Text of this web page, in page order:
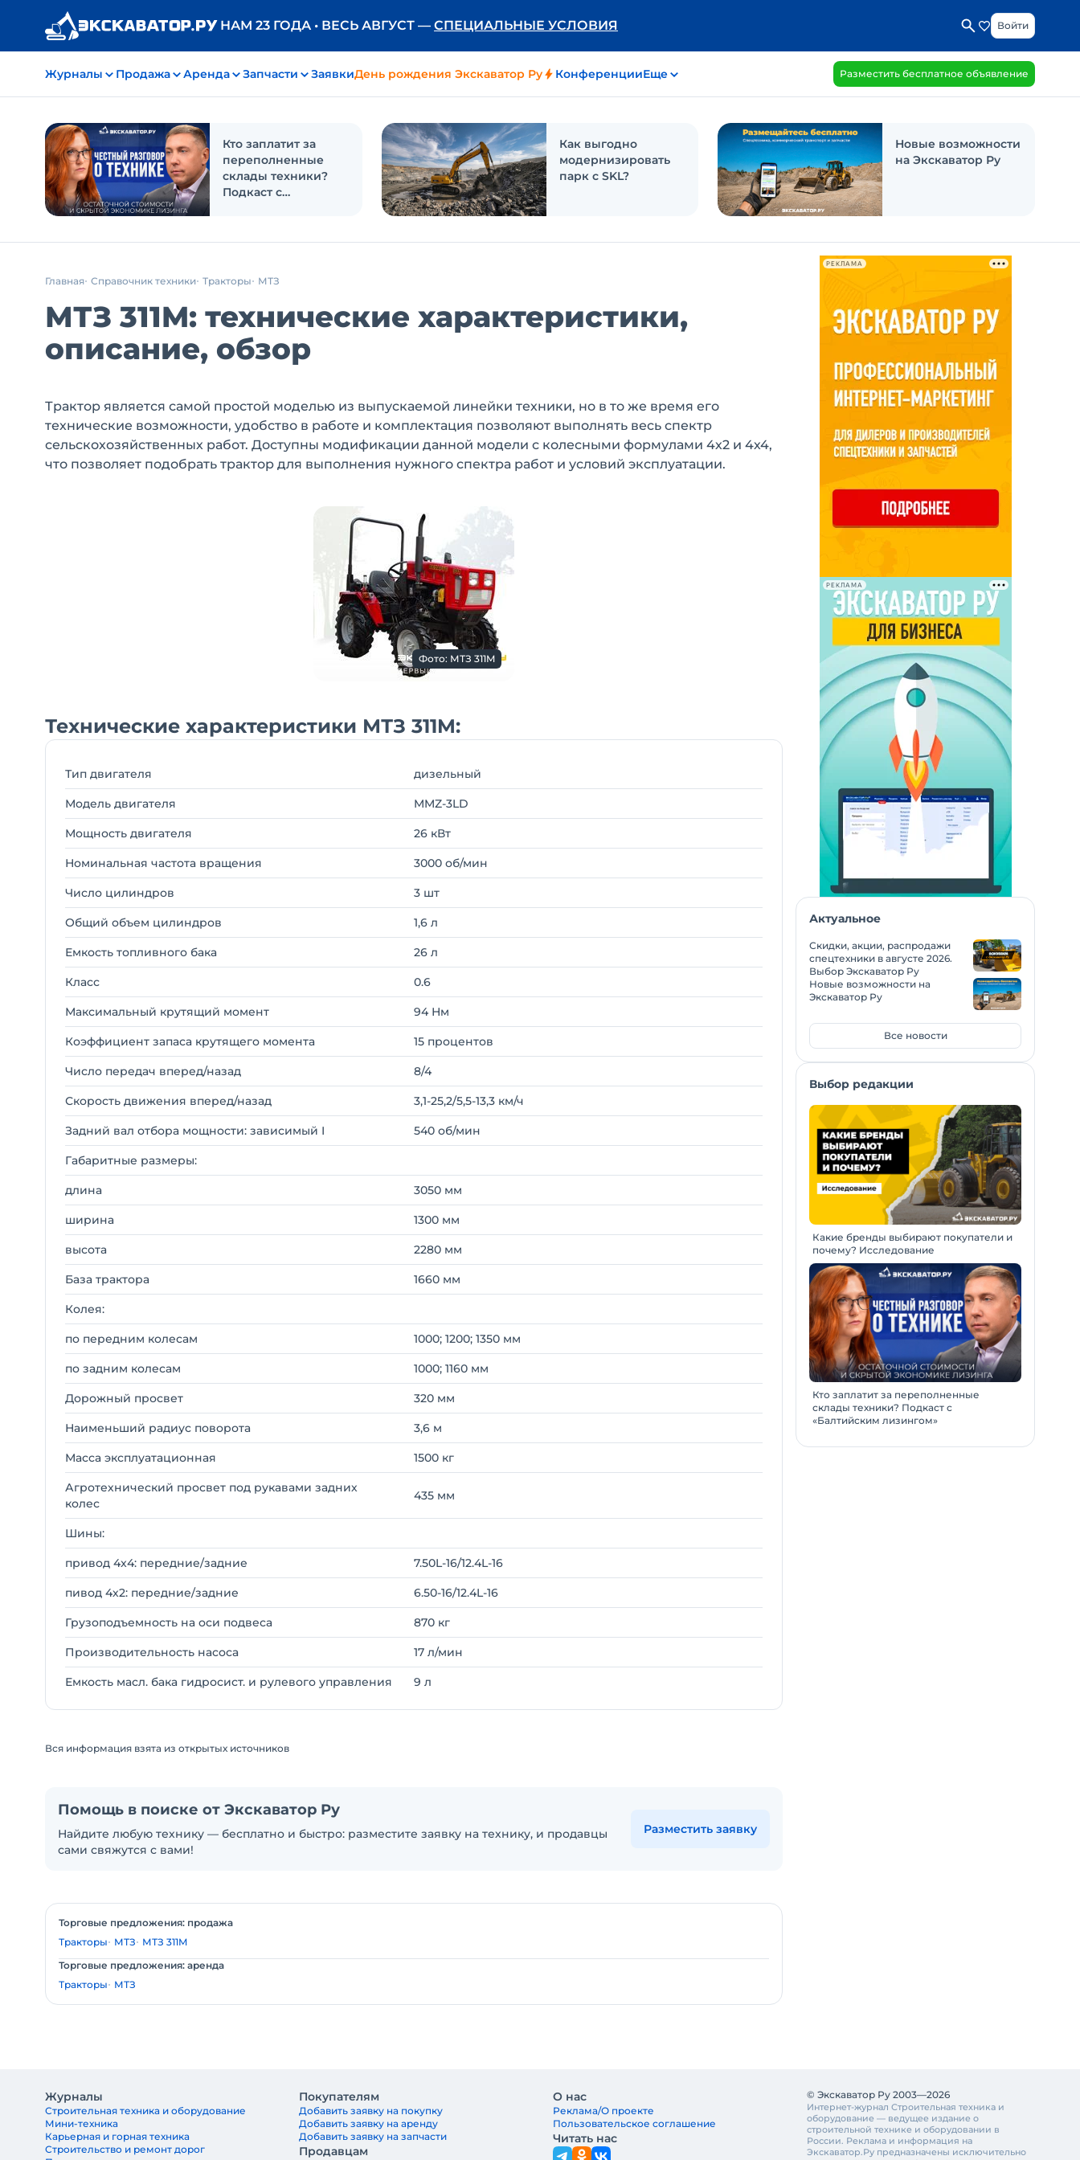
НАМ 23 ГОДА • ВЕСЬ АВГУСТ — СПЕЦИАЛЬНЫЕ УСЛОВИЯ Войти
Журналы Продажа Аренда Запчасти ЗаявкиДень рождения Экскаватор Ру КонференцииЕще Разместить бесплатное объявление
Кто заплатит за
переполненные
склады техники?
Подкаст с
Как выгодно
модернизировать
парк с SKL?
Новые возможности
на Экскаватор Ру
Главная Справочник техники Тракторы МТЗ
МТЗ 311M: технические характеристики,
описание, обзор
Трактор является самой простой моделью из выпускаемой линейки техники, но в то же время его
технические возможности, удобство в работе и комплектация позволяют выполнять весь спектр
сельскохозяйственных работ. Доступны модификации данной модели с колесными формулами 4х2 и 4х4,
что позволяет подобрать трактор для выполнения нужного спектра работ и условий эксплуатации.
Фото: МТЗ 311M
Технические характеристики МТЗ 311M:
Тип двигателя дизельный
Модель двигателя MMZ-3LD
Мощность двигателя 26 кВт
Номинальная частота вращения 3000 об/мин
Число цилиндров 3 шт
Общий объем цилиндров 1,6 л
Емкость топливного бака 26 л
Класс 0.6
Максимальный крутящий момент 94 Нм
Коэффициент запаса крутящего момента 15 процентов
Число передач вперед/назад 8/4
Скорость движения вперед/назад 3,1-25,2/5,5-13,3 км/ч
Задний вал отбора мощности: зависимый I 540 об/мин
Габаритные размеры:
длина 3050 мм
ширина 1300 мм
высота 2280 мм
База трактора 1660 мм
Колея:
по передним колесам 1000; 1200; 1350 мм
по задним колесам 1000; 1160 мм
Дорожный просвет 320 мм
Наименьший радиус поворота 3,6 м
Масса эксплуатационная 1500 кг
Агротехнический просвет под рукавами задних
колес
435 мм
Шины:
привод 4x4: передние/задние 7.50L-16/12.4L-16
пивод 4х2: передние/задние 6.50-16/12.4L-16
Грузоподъемность на оси подвеса 870 кг
Производительность насоса 17 л/мин
Емкость масл. бака гидросист. и рулевого управления 9 л
Вся информация взята из открытых источников
Помощь в поиске от Экскаватор Ру
Найдите любую технику — бесплатно и быстро: разместите заявку на технику, и продавцы
сами свяжутся с вами!
Разместить заявку
Торговые предложения: продажа
Тракторы
МТЗ
МТЗ 311M
Торговые предложения: аренда
Тракторы
МТЗ
РЕКЛАМА
РЕКЛАМА
Актуальное
Скидки, акции, распродажи
спецтехники в августе 2026.
Выбор Экскаватор Ру
Новые возможности на
Экскаватор Ру
Все новости
Выбор редакции
Какие бренды выбирают покупатели и
почему? Исследование
Кто заплатит за переполненные
склады техники? Подкаст с
«Балтийским лизингом»
Журналы
Строительная техника и оборудование
Мини-техника
Карьерная и горная техника
Строительство и ремонт дорог
Покупателям
Добавить заявку на покупку
Добавить заявку на аренду
Добавить заявку на запчасти
Продавцам
О нас
Реклама/О проекте
Пользовательское соглашение
Читать нас
© Экскаватор Ру 2003—2026
Интернет-журнал Строительная техника и
оборудование — ведущее издание о
строительной технике и оборудовании в
России. Реклама и информация на
Экскаватор.Ру предназначены исключительно